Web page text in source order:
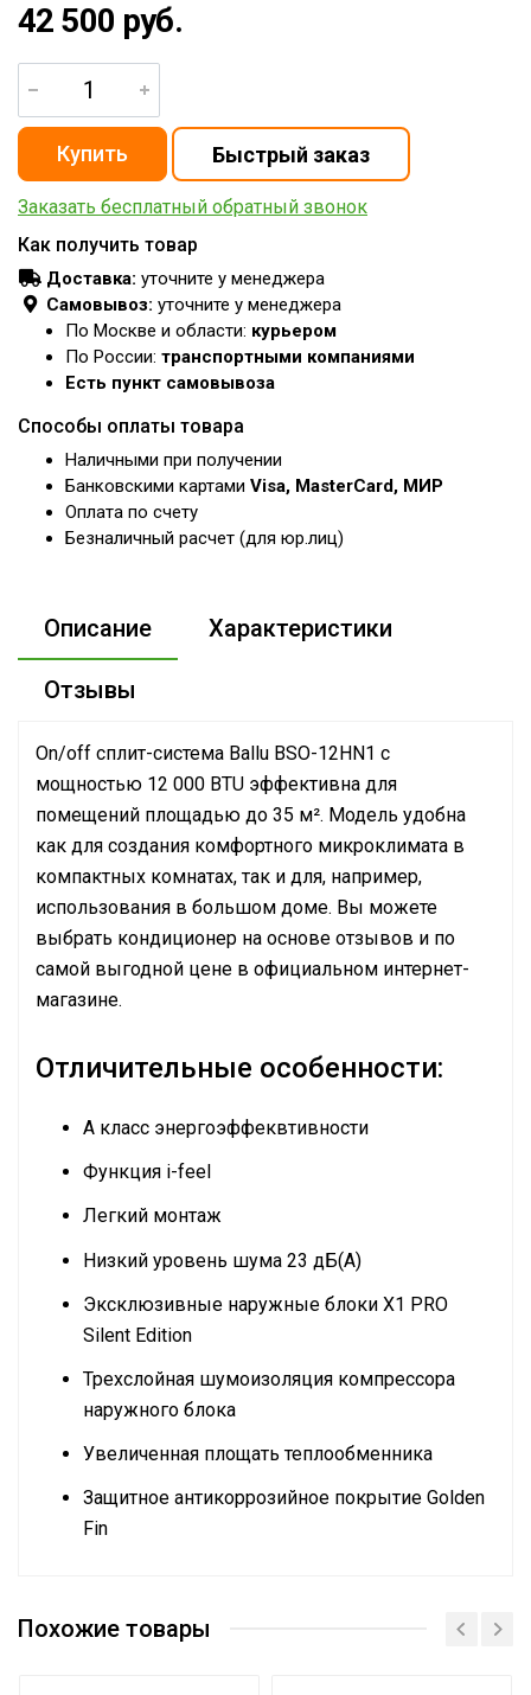
42 500 руб.
Заказать бесплатный обратный звонок
Как получить товар
Доставка: уточните у менеджера
Самовывоз: уточните у менеджера
По Москве и области: курьером
По России: транспортными компаниями
Есть пункт самовывоза
Способы оплаты товара
Наличными при получении
Банковскими картами Visa, MasterCard, МИР
Оплата по счету
Безналичный расчет (для юр.лиц)
Описание Характеристики
Отзывы
On/off сплит-система Ballu BSO-12HN1 с
мощностью 12 000 BTU эффективна для
помещений площадью до 35 м². Модель удобна
как для создания комфортного микроклимата в
компактных комнатах, так и для, например,
использования в большом доме. Вы можете
выбрать кондиционер на основе отзывов и по
самой выгодной цене в официальном интернет-
магазине.
Отличительные особенности:
А класс энергоэффеквтивности
Функция i-feel
Легкий монтаж
Низкий уровень шума 23 дБ(А)
Эксклюзивные наружные блоки X1 PRO
Silent Edition
Трехслойная шумоизоляция компрессора
наружного блока
Увеличенная площать теплообменника
Защитное антикоррозийное покрытие Golden
Fin
площадью до
Похожие товары